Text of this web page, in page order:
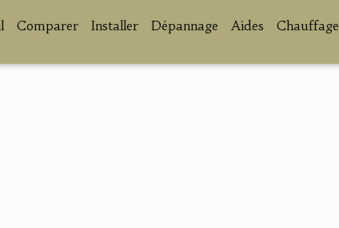
Comparer Installer Dépannage Aides Chauffage